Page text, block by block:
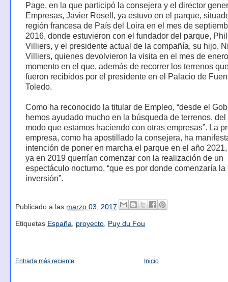
Page, en la que participó la consejera y el director
Empresas, Javier Rosell, ya estuvo en el parque,
región francesa de País del Loira en el mes de
2016, donde estuvieron con el fundador del parque,
Villiers, y el presidente actual de la compañía, su hijo,
Villiers, quienes devolvieron la visita en el mes de
momento en el que, además de recorrer los terrenos
fueron recibidos por el presidente en el Palacio de
Toledo.
Como ha reconocido la titular de Empleo, “desde el
hemos ayudado mucho en la búsqueda de terrenos, del
modo que estamos haciendo con otras empresas”. La
empresa, como ha apostillado la consejera, ha
intención de poner en marcha el parque en el año
ya en 2019 querrían comenzar con la realización de un
espectáculo nocturno, “que es por donde comenzaría la
inversión”.
Publicado a las marzo 03, 2017
Etiquetas España, proyecto, Puy du Fou
Entrada más reciente Inicio